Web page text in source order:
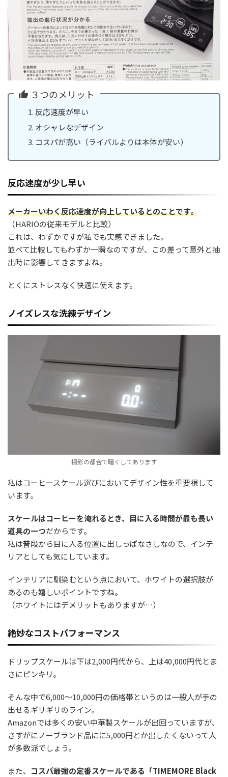
３つのメリット
反応速度が早い
オシャレなデザイン
コスパが高い（ライバルよりは本体が安い）
反応速度が少し早い
メーカーいわく反応速度が向上しているとのことです。
（HARIOの従来モデルと比較）
これは、わずかですが私でも実感できました。
並べて比較してもわずか一瞬なのですが、この差って意外と抽
出時に影響してきますよね。
とくにストレスなく快適に使えます。
ノイズレスな洗練デザイン
撮影の都合で暗くしてあります
私はコーヒースケール選びにおいてデザイン性を重要視して
います。
スケールはコーヒーを淹れるとき、目に入る時間が最も長い
道具の一つだからです。
私は普段から目に入る位置に出しっぱなさしなので、インテ
リアとしても気にしています。
インテリアに馴染むという点において、ホワイトの選択肢が
あるのも嬉しいポイントですね。
（ホワイトにはデメリットもありますが…）
絶妙なコストパフォーマンス
ドリップスケールは下は2,000円代から、上は40,000円代とま
さにピンキリ。
そんな中で6,000～10,000円の価格帯というのは一般人が手の
出せるギリギリのライン。
Amazonでは多くの安い中華製スケールが出回っていますが、
さすがにノーブランド品にに5,000円とか出したくないって人
が多数派でしょう。
また、 コスパ最強の定番スケールである「TIMEMORE Black